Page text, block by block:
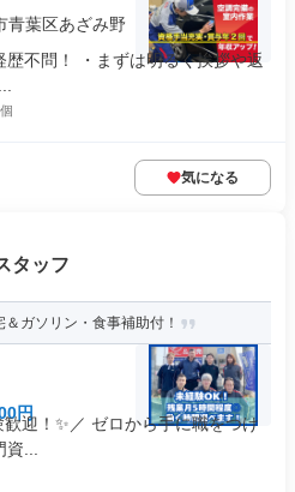
青葉区あざみ野
不問！ ・まずは明るく挨拶や返
気になる
タッフ
ガソリン・食事補助付！
円
迎！✨／ ゼロから手に職をつけ
...